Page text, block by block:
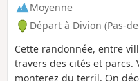
Moyenne
Départ à Divion (Pas-
Cette randonnée, entre
travers des cités et parcs.
monterez du terril. On